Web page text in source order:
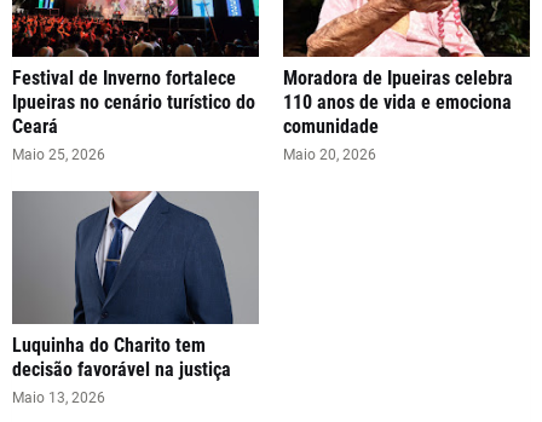
Festival de Inverno fortalece
Ipueiras no cenário turístico do
Ceará
Maio 25, 2026
Moradora de Ipueiras celebra
110 anos de vida e emociona
comunidade
Maio 20, 2026
Luquinha do Charito tem
decisão favorável na justiça
Maio 13, 2026